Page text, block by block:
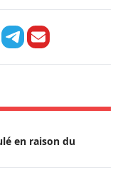
en raison du